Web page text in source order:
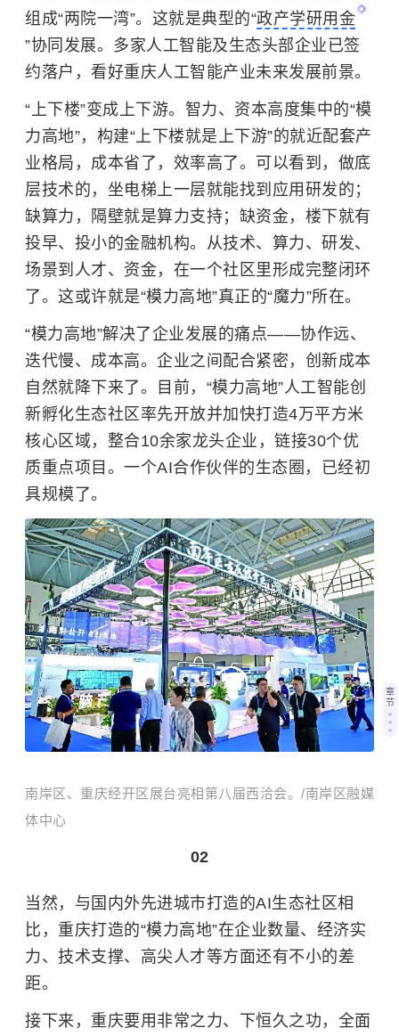
组成“两院一湾”。这就是典型的“政产学研用金
”协同发展。多家人工智能及生态头部企业已签
约落户，看好重庆人工智能产业未来发展前景。
“上下楼”变成上下游。智力、资本高度集中的“模
力高地”，构建“上下楼就是上下游”的就近配套产
业格局，成本省了，效率高了。可以看到，做底
层技术的，坐电梯上一层就能找到应用研发的；
缺算力，隔壁就是算力支持；缺资金，楼下就有
投早、投小的金融机构。从技术、算力、研发、
场景到人才、资金，在一个社区里形成完整闭环
了。这或许就是“模力高地”真正的“魔力”所在。
“模力高地”解决了企业发展的痛点——协作远、
迭代慢、成本高。企业之间配合紧密，创新成本
自然就降下来了。目前，“模力高地”人工智能创
新孵化生态社区率先开放并加快打造4万平方米
核心区域，整合10余家龙头企业，链接30个优
质重点项目。一个AI合作伙伴的生态圈，已经初
具规模了。
南岸区、重庆经开区展台亮相第八届西洽会。/南岸区融媒
体中心
02
当然，与国内外先进城市打造的AI生态社区相
比，重庆打造的“模力高地”在企业数量、经济实
力、技术支撑、高尖人才等方面还有不小的差
距。
接下来，重庆要用非常之力、下恒久之功，全面
章
节